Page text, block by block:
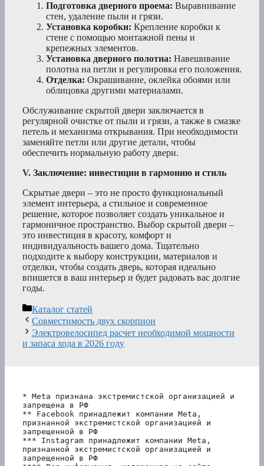
Подготовка дверного проема: Выравнивание
стен, удаление пыли и грязи.
Установка коробки: Крепление коробки к
стене с помощью монтажной пены и
крепежных элементов.
Установка дверного полотна: Навешивание
полотна на петли и регулировка его положения.
Отделка: Окрашивание, оклейка обоями или
облицовка другими материалами.
Обслуживание скрытой двери заключается в
регулярной очистке от пыли и грязи, а также в смазке
петель и механизма открывания. При необходимости
заменяйте петли или другие детали, чтобы
обеспечить нормальную работу двери.
V. Заключение: инвестиции в гармонию и стиль
Скрытые двери – это не просто функциональный
элемент интерьера, а стильное и современное
решение, которое позволяет создать уникальное и
гармоничное пространство. Выбор скрытой двери –
это инвестиция в красоту, комфорт и
индивидуальность вашего дома. Тщательно
подходите к выбору конструкции, материалов и
отделки, чтобы создать дверь, которая идеально
впишется в ваш интерьер и будет радовать вас долгие
годы.
Рубрики
Каталог статей
Совместимость двух скорпион
Электровелосипед расчет необходимой мощности
и запаса хода в 2026 году
* Meta признана экстремистской организацией и
запрещена в РФ
** Facebook принадлежит компании Meta,
признанной экстремистской организацией и
запрещенной в РФ
*** Instagram принадлежит компании Meta,
признанной экстремистской организацией и
запрещенной в РФ